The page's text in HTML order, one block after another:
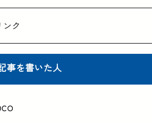
ク
事を書いた人